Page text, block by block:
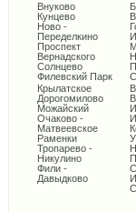
Внуково
Кунцево
Ново -
Переделкино
Проспект
Вернадского
Солнцево
Филевский Парк
Крылатское
Дорогомилово
Можайский
Очаково -
Матвеевское
Раменки
Тропарево -
Никулино
Фили -
Давыдково